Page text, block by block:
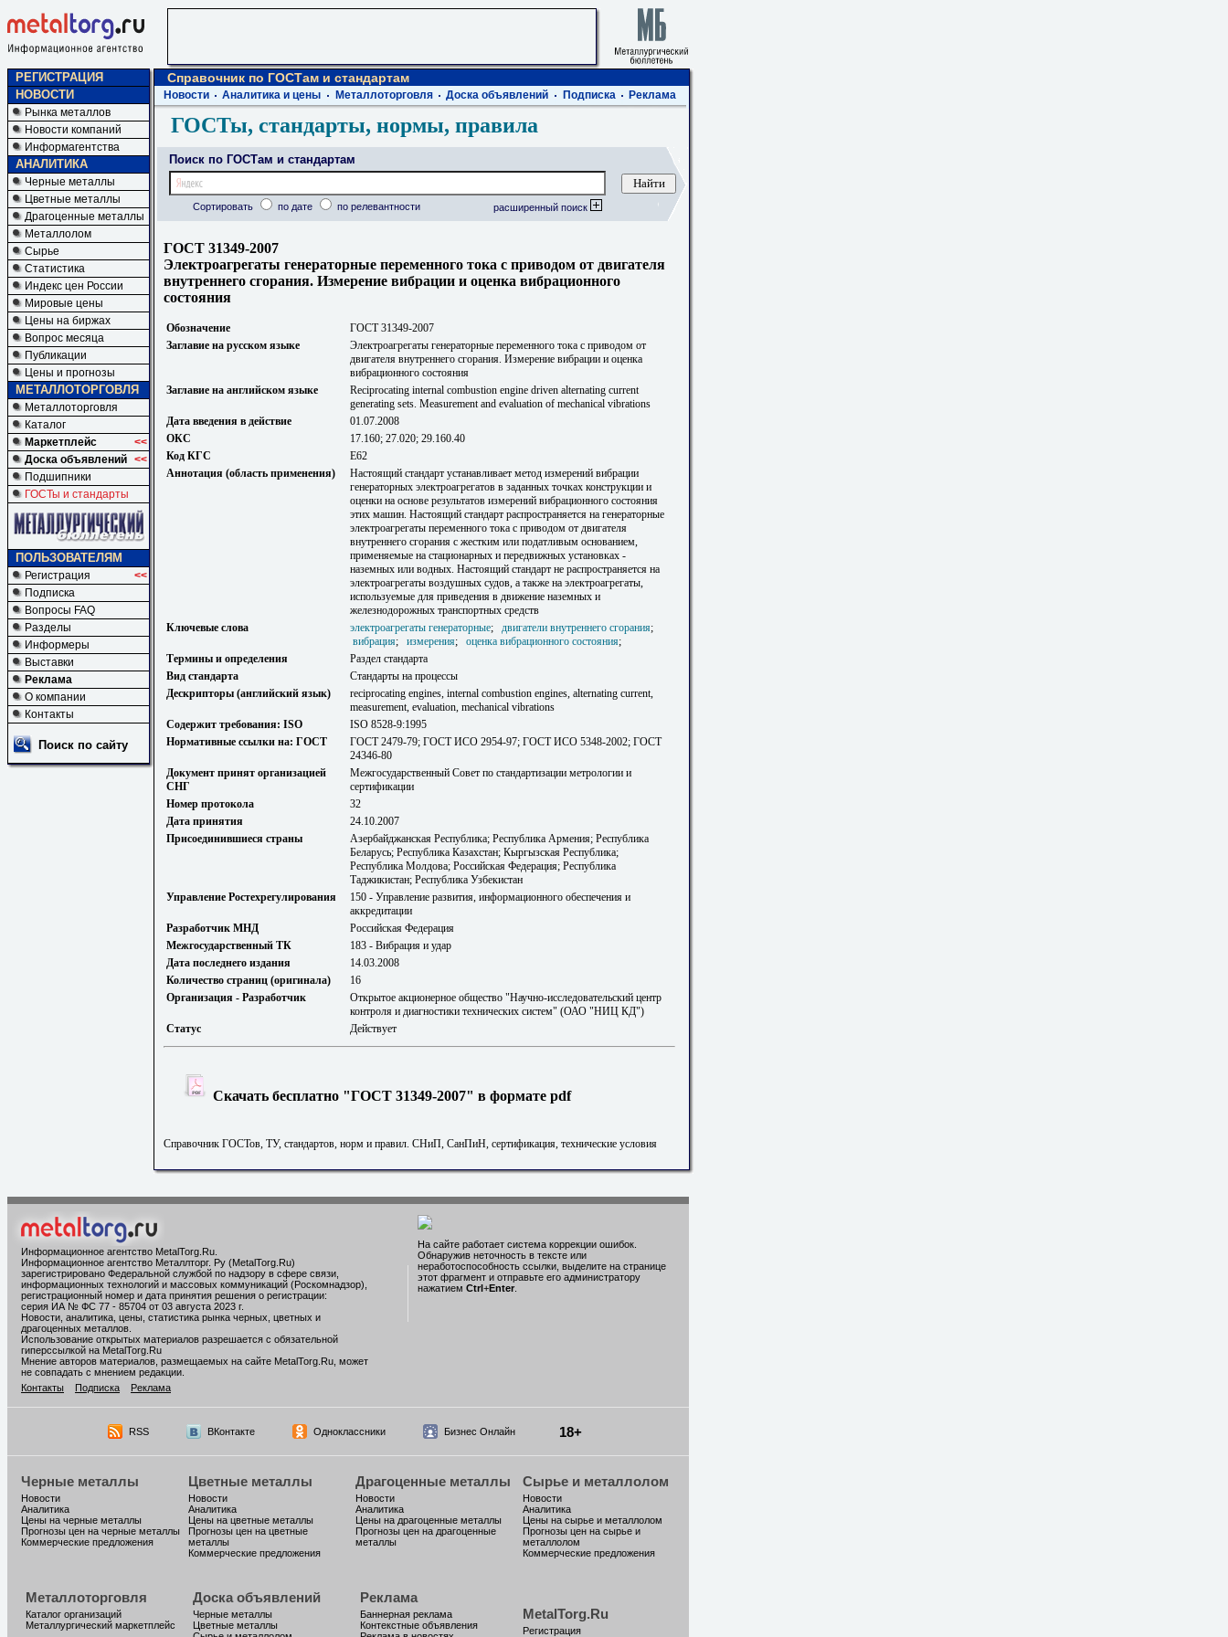
РЕГИСТРАЦИЯ
НОВОСТИ
Рынка металлов
Новости компаний
Информагентства
АНАЛИТИКА
Черные металлы
Цветные металлы
Драгоценные металлы
Металлолом
Сырье
Статистика
Индекс цен России
Мировые цены
Цены на биржах
Вопрос месяца
Публикации
Цены и прогнозы
МЕТАЛЛОТОРГОВЛЯ
Металлоторговля
Каталог
Маркетплейс
<<
Доска объявлений <<
Подшипники
ГОСТы и стандарты
ПОЛЬЗОВАТЕЛЯМ
Регистрация
<<
Подписка
Вопросы FAQ
Разделы
Информеры
Выставки
Реклама
О компании
Контакты
Поиск по сайту
Справочник по ГОСТам и стандартам
Новости Аналитика и цены Металлоторговля Доска объявлений Подписка Реклама
ГОСТы, стандарты, нормы, правила
Поиск по ГОСТам и стандартам
Сортировать по дате по релевантности расширенный поиск
ГОСТ 31349-2007
Электроагрегаты генераторные переменного тока с приводом от двигателя
внутреннего сгорания. Измерение вибрации и оценка вибрационного
состояния
Обозначение
ГОСТ 31349-2007
Заглавие на русском языке
Электроагрегаты генераторные переменного тока с приводом от
двигателя внутреннего сгорания. Измерение вибрации и оценка
вибрационного состояния
Заглавие на английском языке
Reciprocating internal combustion engine driven alternating current
generating sets. Measurement and evaluation of mechanical vibrations
Дата введения в действие
01.07.2008
ОКС
17.160; 27.020; 29.160.40
Код КГС
Е62
Аннотация (область применения)
Настоящий стандарт устанавливает метод измерений вибрации
генераторных электроагрегатов в заданных точках конструкции и
оценки на основе результатов измерений вибрационного состояния
этих машин. Настоящий стандарт распространяется на генераторные
электроагрегаты переменного тока с приводом от двигателя
внутреннего сгорания с жестким или податливым основанием,
применяемые на стационарных и передвижных установках -
наземных или водных. Настоящий стандарт не распространяется на
электроагрегаты воздушных судов, а также на электроагрегаты,
используемые для приведения в движение наземных и
железнодорожных транспортных средств
Ключевые слова
электроагрегаты генераторные; двигатели внутреннего сгорания;
вибрация; измерения; оценка вибрационного состояния;
Термины и определения
Раздел стандарта
Вид стандарта
Стандарты на процессы
Дескрипторы (английский язык)
reciprocating engines, internal combustion engines, alternating current,
measurement, evaluation, mechanical vibrations
Содержит требования: ISO
ISO 8528-9:1995
Нормативные ссылки на: ГОСТ
ГОСТ 2479-79; ГОСТ ИСО 2954-97; ГОСТ ИСО 5348-2002; ГОСТ
24346-80
Документ принят организацией
СНГ
Межгосударственный Совет по стандартизации метрологии и
сертификации
Номер протокола
32
Дата принятия
24.10.2007
Присоединившиеся страны
Азербайджанская Республика; Республика Армения; Республика
Беларусь; Республика Казахстан; Кыргызская Республика;
Республика Молдова; Российская Федерация; Республика
Таджикистан; Республика Узбекистан
Управление Ростехрегулирования
150 - Управление развития, информационного обеспечения и
аккредитации
Разработчик МНД
Российская Федерация
Межгосударственный ТК
183 - Вибрация и удар
Дата последнего издания
14.03.2008
Количество страниц (оригинала)
16
Организация - Разработчик
Открытое акционерное общество "Научно-исследовательский центр
контроля и диагностики технических систем" (ОАО "НИЦ КД")
Статус
Действует
Скачать бесплатно "ГОСТ 31349-2007" в формате pdf
Справочник ГОСТов, ТУ, стандартов, норм и правил. СНиП, СанПиН, сертификация, технические условия
Информационное агентство MetalTorg.Ru
Информационное агентство Металлторг. Ру (MetalTorg.Ru)
зарегистрировано Федеральной службой по надзору в сфере связи,
информационных технологий и массовых коммуникаций (Роскомнадзор),
регистрационный номер и дата принятия решения о регистрации:
серия ИА № ФС 77 - 85704 от 03 августа 2023 г.
Новости, аналитика, цены, статистика рынка черных, цветных и
драгоценных металлов.
Использование открытых материалов разрешается с обязательной
гиперссылкой на MetalTorg.Ru
Мнение авторов материалов, размещаемых на сайте MetalTorg.Ru, может
не совпадать с мнением редакции.
Контакты
Подписка Реклама
На сайте работает система коррекции ошибок.
Обнаружив неточность в тексте или
неработоспособность ссылки, выделите на странице
этот фрагмент и отправьте его администратору
нажатием Ctrl+Enter
RSS ВКонтакте Одноклассники Бизнес Онлайн 18+
Черные металлы
Новости
Аналитика
Цены на черные металлы
Прогнозы цен на черные металлы
Коммерческие предложения
Цветные металлы
Новости
Аналитика
Цены на цветные металлы
Прогнозы цен на цветные
металлы
Коммерческие предложения
Драгоценные металлы
Новости
Аналитика
Цены на драгоценные металлы
Прогнозы цен на драгоценные
металлы
Сырье и металлолом
Новости
Аналитика
Цены на сырье и металлолом
Прогнозы цен на сырье и
металлолом
Коммерческие предложения
Металлоторговля
Каталог организаций
Металлургический маркетплейс
Доска объявлений
Черные металлы
Цветные металлы
Реклама
Баннерная реклама
Контекстные объявления
MetalTorg.Ru
Регистрация